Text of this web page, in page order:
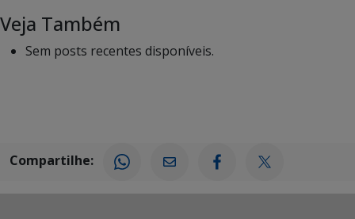
Veja Também
Sem posts recentes disponíveis.
Compartilhe: